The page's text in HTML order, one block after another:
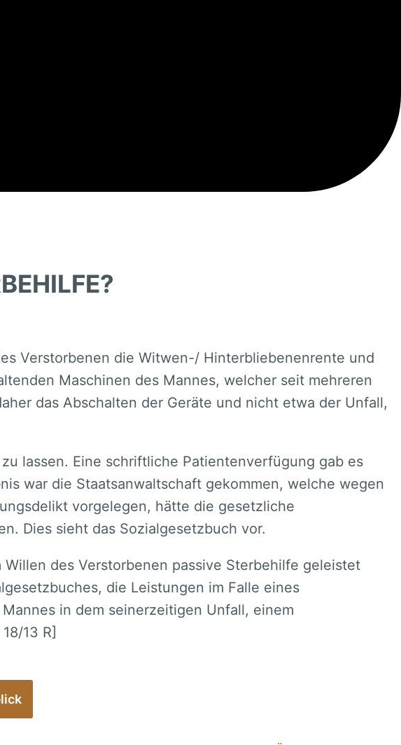
Verstorbenen die Witwen-/ Hinterbliebenenrente und
Maschinen des Mannes, welcher seit mehreren
das Abschalten der Geräte und nicht etwa der Unfall,
lassen. Eine schriftliche Patientenverfügung gab es
war die Staatsanwaltschaft gekommen, welche wegen
vorgelegen, hätte die gesetzliche
Dies sieht das Sozialgesetzbuch vor.
des Verstorbenen passive Sterbehilfe geleistet
die Leistungen im Falle eines
in dem seinerzeitigen Unfall, einem
13 R]